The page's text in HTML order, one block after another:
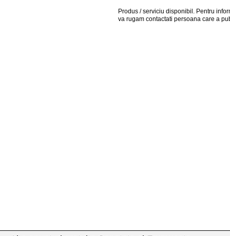
Produs / serviciu disponibil . Pentru
va rugam contactati persoana care a